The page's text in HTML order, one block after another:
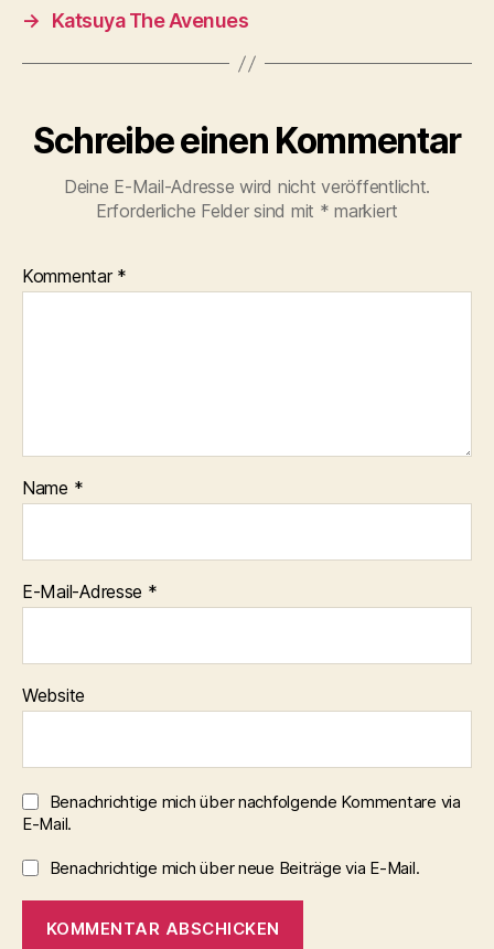
→
Katsuya The Avenues
Schreibe einen Kommentar
Deine E-Mail-Adresse wird nicht veröffentlicht.
Erforderliche Felder sind mit * markiert
Kommentar *
Name *
E-Mail-Adresse *
Website
Benachrichtige mich über nachfolgende Kommentare via
E-Mail.
Benachrichtige mich über neue Beiträge via E-Mail.